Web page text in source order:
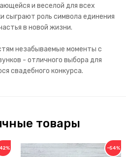
и веселой для всех
сыграют роль символа единения
в новой жизни.
незабываемые моменты с
- отличного выбора для
свадебного конкурса.
товары
−54%